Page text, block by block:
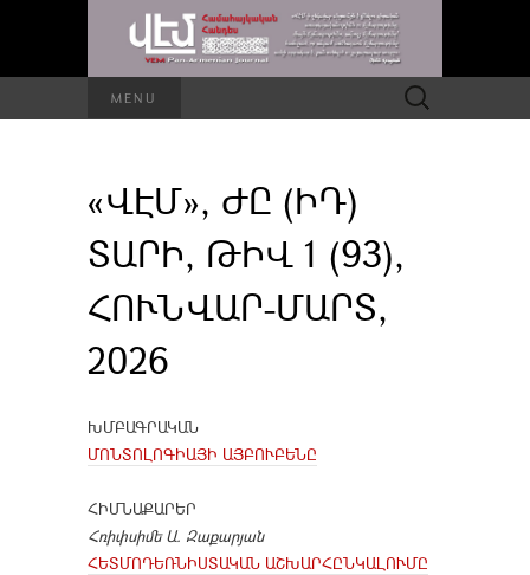
MENU Որոնել՝
«ՎԷՄ», ԺԸ (ԻԴ)
ՏԱՐԻ, ԹԻՎ 1 (93),
ՀՈՒՆՎԱՐ-ՄԱՐՏ,
2026
ԽՄԲԱԳՐԱԿԱՆ
ՄՈՆՏՈԼՈԳԻԱՅԻ ԱՅԲՈՒԲԵՆԸ
ՀԻՄՆԱՔԱՐԵՐ
Հռիփսիմե Ա. Զաքարյան
ՀԵՏՄՈԴԵՌՆԻՍՏԱԿԱՆ ԱՇԽԱՐՀԸՆԿԱԼՈՒՄԸ